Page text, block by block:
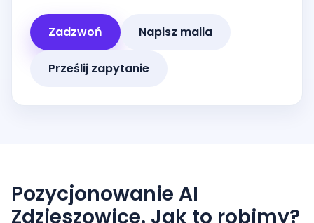
Zadzwoń Napisz maila
Prześlij zapytanie
Pozycjonowanie AI
Zdzieszowice. Jak to robimy?